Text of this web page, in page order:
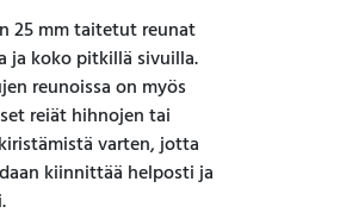
25 mm taitetut reunat
ja koko pitkillä sivuilla.
reunoissa on myös
reiät hihnojen tai
varten, jotta
kiinnittää helposti ja